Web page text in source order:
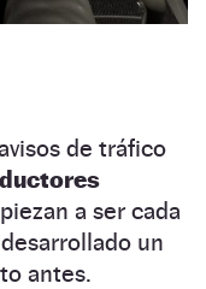
de tráfico
a ser cada
un
antes.